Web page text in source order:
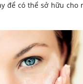
để có thể sở hữu cho